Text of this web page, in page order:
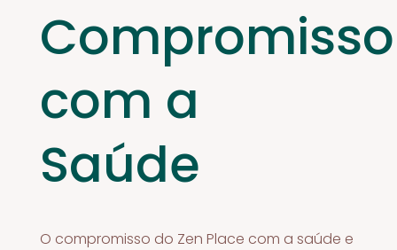
Compromisso
com a
Saúde
O compromisso do Zen Place com a saúde e